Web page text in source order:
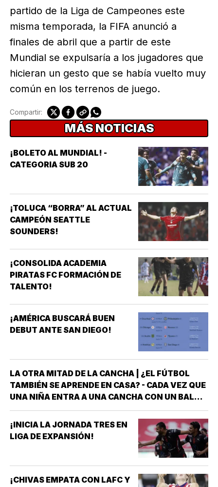
partido de la Liga de Campeones este
misma temporada, la FIFA anunció a
finales de abril que a partir de este
Mundial se expulsaría a los jugadores que
hicieran un gesto que se había vuelto muy
común en los terrenos de juego.
Compartir:
MÁS NOTICIAS
¡BOLETO AL MUNDIAL! -
CATEGORIA SUB 20
¡TOLUCA “BORRA” AL ACTUAL
CAMPEÓN SEATTLE
SOUNDERS!
¡CONSOLIDA ACADEMIA
PIRATAS FC FORMACIÓN DE
TALENTO!
¡AMÉRICA BUSCARÁ BUEN
DEBUT ANTE SAN DIEGO!
LA OTRA MITAD DE LA CANCHA | ¿EL FÚTBOL
TAMBIÉN SE APRENDE EN CASA? - CADA VEZ QUE
UNA NIÑA ENTRA A UNA CANCHA CON UN BALÓN
BAJO EL BRAZO, NO LLEGA SOLA *DETRÁS DE
ELLA SIEMPRE HAY ALGUIEN QUE LA LLEVÓ AL
ENTRENAMIENTO, QUE HIZO EL ESFUERZO…
¡INICIA LA JORNADA TRES EN
LIGA DE EXPANSIÓN!
¡CHIVAS EMPATA CON LAFC Y